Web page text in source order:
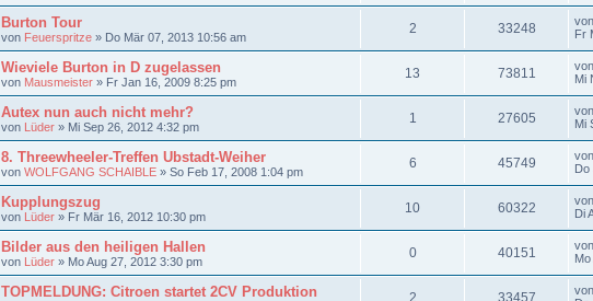
Burton Tour
von Feuerspritze » Do Mär 07, 2013 10:56 am
2 33248 von
Fr
Wieviele Burton in D zugelassen
von Mausmeister » Fr Jan 16, 2009 8:25 pm
13 73811 von
Mi
Autex nun auch nicht mehr?
von Lüder » Mi Sep 26, 2012 4:32 pm
1 27605 von
Mi
8. Threewheeler-Treffen Ubstadt-Weiher
von WOLFGANG SCHAIBLE » So Feb 17, 2008 1:04 pm
6 45749 von
Do
Kupplungszug
von Lüder » Fr Mär 16, 2012 10:30 pm
10 60322 von
Di
Bilder aus den heiligen Hallen
von Lüder » Mo Aug 27, 2012 3:30 pm
0 40151 von
TOPMELDUNG: Citroen startet 2CV Produktion
2 33457 von